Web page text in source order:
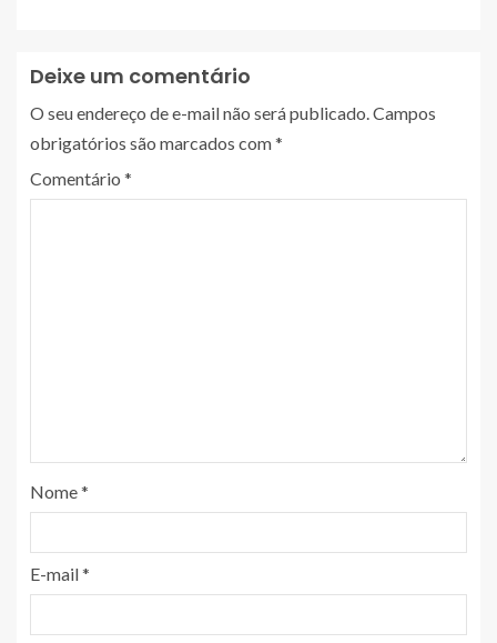
Deixe um comentário
O seu endereço de e-mail não será publicado.Campos
obrigatórios são marcados com*
Comentário *
Nome*
E-mail*